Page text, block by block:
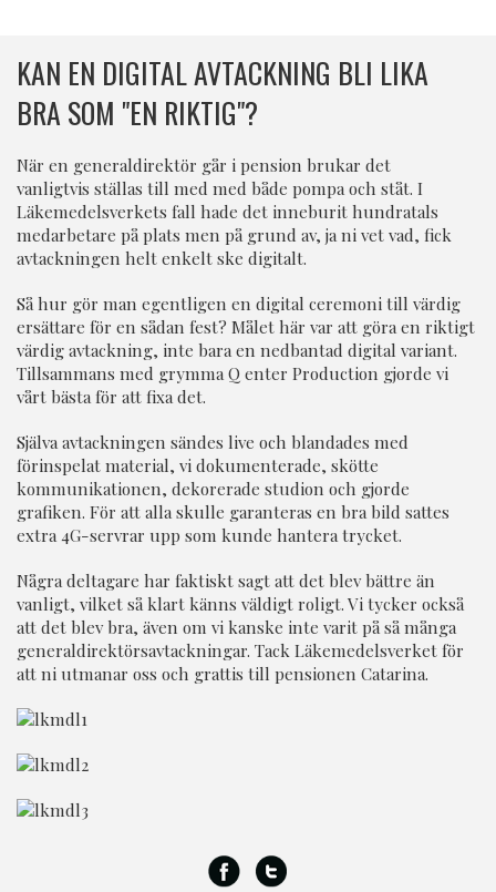
KAN EN DIGITAL AVTACKNING BLI LIKA
BRA SOM "EN RIKTIG"?
När en generaldirektör går i pension brukar det
vanligtvis ställas till med med både pompa och ståt. I
Läkemedelsverkets fall hade det inneburit hundratals
medarbetare på plats men på grund av, ja ni vet vad, fick
avtackningen helt enkelt ske digitalt.
Så hur gör man egentligen en digital ceremoni till värdig
ersättare för en sådan fest? Målet här var att göra en riktigt
värdig avtackning, inte bara en nedbantad digital variant.
Tillsammans med grymma Q enter Production gjorde vi
vårt bästa för att fixa det.
Själva avtackningen sändes live och blandades med
förinspelat material, vi dokumenterade, skötte
kommunikationen, dekorerade studion och gjorde
grafiken. För att alla skulle garanteras en bra bild sattes
extra 4G-servrar upp som kunde hantera trycket.
Några deltagare har faktiskt sagt att det blev bättre än
vanligt, vilket så klart känns väldigt roligt. Vi tycker också
att det blev bra, även om vi kanske inte varit på så många
generaldirektörsavtackningar. Tack Läkemedelsverket för
att ni utmanar oss och grattis till pensionen Catarina.